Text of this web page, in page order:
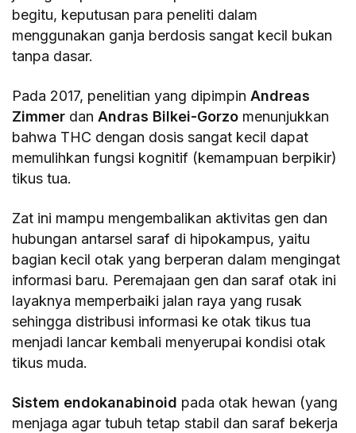
begitu, keputusan para peneliti dalam
menggunakan ganja berdosis sangat kecil bukan
tanpa dasar.
Pada 2017, penelitian yang dipimpinAndreas
Zimmer danAndras Bilkei-Gorzo menunjukkan
bahwa THC dengan dosis sangat kecil dapat
memulihkan fungsi kognitif (kemampuan berpikir)
tikus tua.
Zat ini mampu mengembalikan aktivitas gen dan
hubungan antarsel saraf di hipokampus, yaitu
bagian kecil otak yang berperan dalam mengingat
informasi baru. Peremajaan gen dan saraf otak ini
layaknya memperbaiki jalan raya yang rusak
sehingga distribusi informasi ke otak tikus tua
menjadi lancar kembali menyerupai kondisi otak
tikus muda.
Sistem endokanabinoid pada otak hewan (yang
menjaga agar tubuh tetap stabil dan saraf bekerja